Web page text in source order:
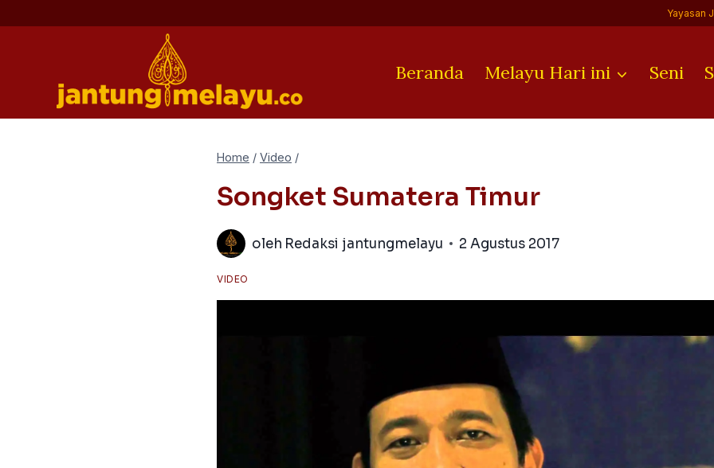
to
Yayasan
Beranda Melayu Hari ini Seni
Home / Video /
Songket Sumatera Timur
oleh Redaksi jantungmelayu 2 Agustus 2017
VIDEO